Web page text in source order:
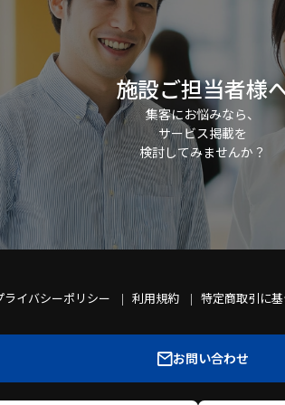
施設ご担当者様
集客にお悩みなら、
サービス掲載を
検討してみませんか？
ライバシーポリシー 利用規約 特定商取引に
お問い合わせ